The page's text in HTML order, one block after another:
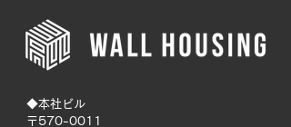
◆本社ビル
〒570-0011